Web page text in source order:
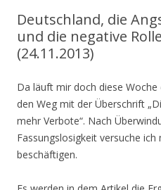
Deutschland, die
und die negative
(24.11.2013)
Da läuft mir doch diese Woche
den Weg mit der Überschrift
mehr Verbote“. Nach
Fassungslosigkeit versuche
beschäftigen.